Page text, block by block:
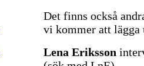
Det finns också
vi kommer att lägga
Lena Eriksson